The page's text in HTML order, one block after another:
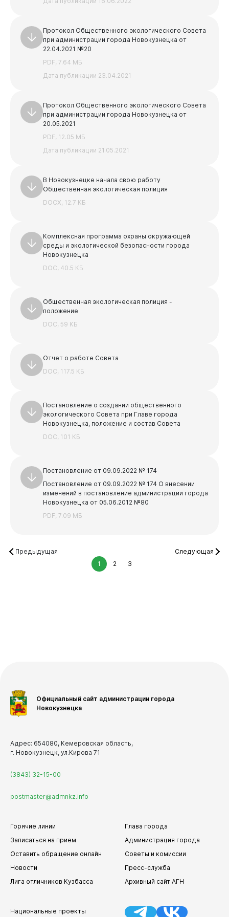
Документы
Комитет образования и науки администрации города
Новокузнецка
Управление потребительского рынка и развития
предпринимательства
Администрация Центрального района
Администрация Заводского района
Администрация Куйбышевского района
Администрация Орджоникидзевского района
Финансовое управление города Новокузнецка
Протокол Общественного экологического Совета
при администрации города Новокузнецка от
22.04.2021 №20
PDF, 7.64 МБ
Дата публикации 23.04.2021
Протокол Общественного экологического Совета
при администрации города Новокузнецка от
20.05.2021
PDF, 12.05 МБ
Дата публикации 21.05.2021
В Новокузнецке начала свою работу
Общественная экологическая полиция
DOCX, 12.7 КБ
Комплексная программа охраны окружающей
среды и экологической безопасности города
Новокузнецка
DOC, 40.5 КБ
Общественная экологическая полиция -
положение
DOC, 59 КБ
Отчет о работе Совета
DOC, 117.5 КБ
Постановление о создании общественного
экологического Совета при Главе города
Новокузнецка, положение и состав Совета
DOC, 101 КБ
Постановление от 09.09.2022 № 174
Постановление от 09.09.2022 № 174 О внесении
изменений в постановление администрации города
Новокузнецка от 05.06.2012 №80
PDF, 7.09 МБ
Предыдущая
1
2 3
Следующая
Официальный сайт администрации города
Новокузнецка
Адрес: 654080, Кемеровская область,
г. Новокузнецк, ул.Кирова 71
(3843) 32-15-00
postmaster@admnkz.info
Горячие линии
Записаться на прием
Оставить обращение онлайн
Новости
Лига отличников Кузбасса
Глава города
Администрация города
Советы и комиссии
Пресс-служба
Архивный сайт АГН
Национальные проекты